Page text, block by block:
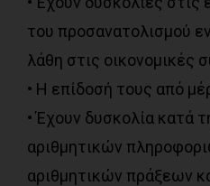
του προσανατολισμού
λάθη στις οικονομικές
• Η επίδοσή τους από
• Έχουν δυσκολία κατά
αριθμητικών
αριθμητικών πράξεων